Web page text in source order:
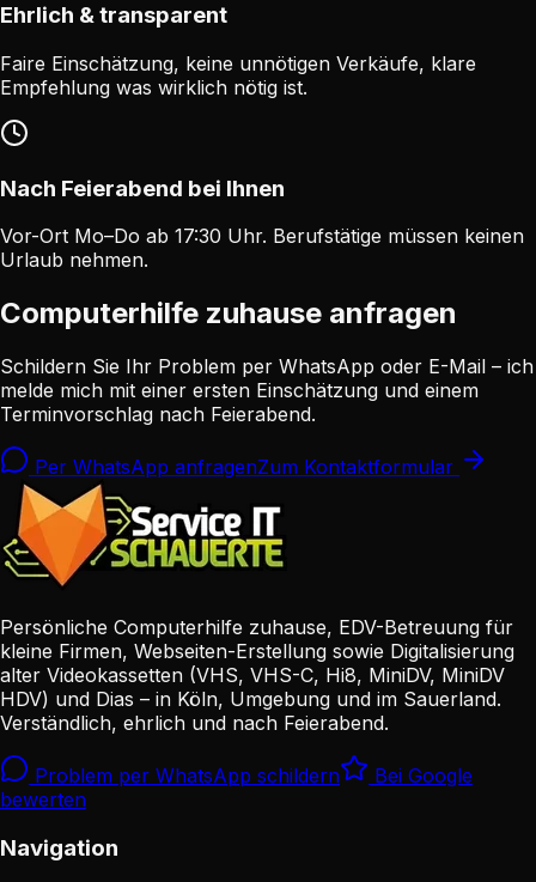
Ehrlich & transparent
Faire Einschätzung, keine unnötigen Verkäufe, klare
Empfehlung was wirklich nötig ist.
Nach Feierabend bei Ihnen
Vor-Ort Mo–Do ab 17:30 Uhr. Berufstätige müssen keinen
Urlaub nehmen.
Computerhilfe zuhause anfragen
Schildern Sie Ihr Problem per WhatsApp oder E-Mail – ich
melde mich mit einer ersten Einschätzung und einem
Terminvorschlag nach Feierabend.
Per WhatsApp anfragenZum Kontaktformular
Persönliche Computerhilfe zuhause, EDV-Betreuung für
kleine Firmen, Webseiten-Erstellung sowie Digitalisierung
alter Videokassetten (VHS, VHS-C, Hi8, MiniDV, MiniDV
HDV) und Dias – in Köln, Umgebung und im Sauerland.
Verständlich, ehrlich und nach Feierabend.
Problem per WhatsApp schildern
Bei Google
bewerten
Navigation